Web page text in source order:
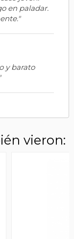
en paladar.
y barato
vieron: